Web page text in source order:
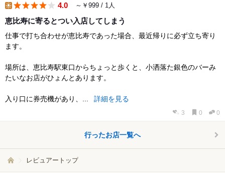
4.0 ～￥999 / 1人
恵比寿に寄るとつい入店してしまう
仕事で打ち合わせが恵比寿であった場合、最近帰りに必ず立ち寄り
ます。
場所は、恵比寿駅東口からちょっと歩くと、小洒落た銀色のバーみ
たいなお店がひょんとあります。
入り口に券売機があり、... 詳細を見る
3 0 0
行ったお店一覧へ
レビュアートップ